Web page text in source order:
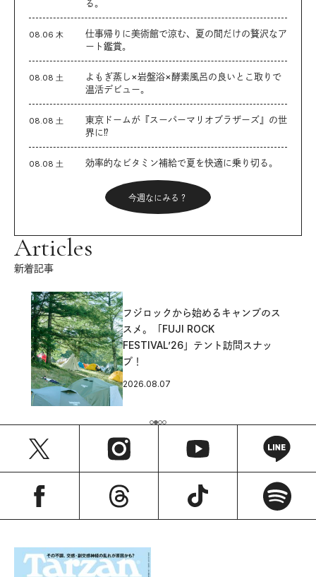
る。
08.06 木
仕事帰りに美術館で涼む、夏の間だけの贅沢なア
ート鑑賞。
08.08 土
よもぎ蒸し×岩盤浴×酵素風呂の良いとこ取りで
温活デビュー。
08.08 土
東京ドームが『スーパーマリオブラザーズ』の世
界に⁉︎
08.08 土 効率的なビタミン補給で夏を快適に乗り切る。
今週なにみる？
Articles
新着記事
フジロックから始めるキャンプのス
スメ。「FUJI ROCK
FESTIVAL’26」テント訪問スナッ
プ！
2026.08.07